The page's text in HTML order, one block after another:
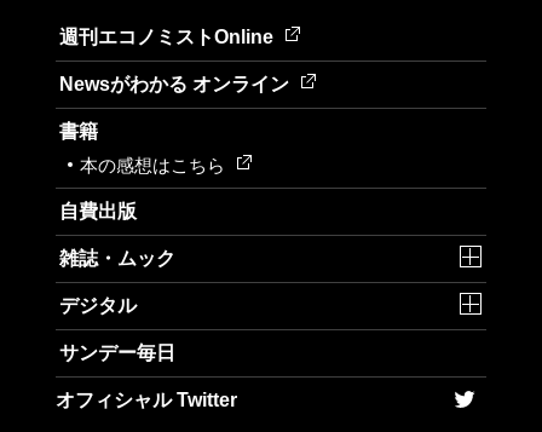
週刊エコノミストOnline
Newsがわかる オンライン
書籍
本の感想はこちら
自費出版
雑誌・ムック
デジタル
サンデー毎日
オフィシャル Twitter